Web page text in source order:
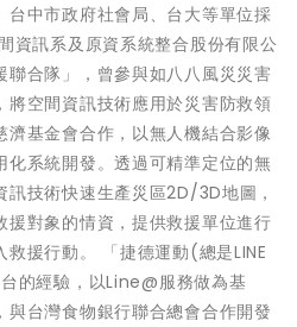
台中市政府社會局、台大等單位採
資訊系及原資系統整合股份有限公
合隊」，曾參與如八八風災災害
將空間資訊技術應用於災害防救領
基金會合作，以無人機結合影像
化系統開發。透過可精準定位的無
訊技術快速生產災區2D/3D地圖，
援對象的情資，提供救援單位進行
援行動。 「捷德運動(總是LINE
的經驗，以Line@服務做為基
台灣食物銀行聯合總會合作開發